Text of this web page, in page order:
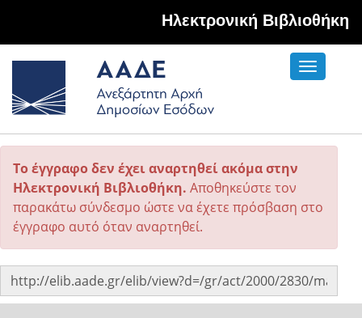
Hλεκτρονική Βιβλιοθήκη
Toggle
Το έγγραφο δεν έχει αναρτηθεί ακόμα στην
Ηλεκτρονική Βιβλιοθήκη. Αποθηκεύστε τον
παρακάτω σύνδεσμο ώστε να έχετε πρόσβαση στο
έγγραφο αυτό όταν αναρτηθεί.